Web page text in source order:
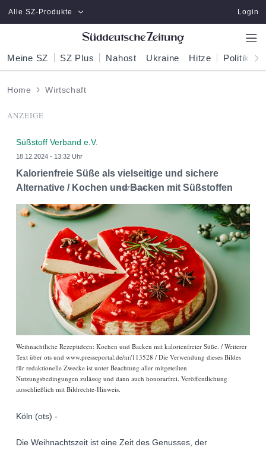
Zum Hauptinhalt springen
Alle SZ-Produkte Login
Meine SZ SZ Plus Nahost Ukraine Hitze Politik
Home Wirtschaft
ANZEIGE
Süßstoff Verband e.V.
18.12.2024 - 13:32 Uhr
Kalorienfreie Süße als vielseitige und sichere
Alternative / Kochen und Backen mit Süßstoffen
Weihnachtliche Rezeptideen: Kochen und Backen mit kalorienfreier Süße. / Weiterer
Text über ots und www.presseportal.de/nr/113528 / Die Verwendung dieses Bildes
für redaktionelle Zwecke ist unter Beachtung aller mitgeteilten
Nutzungsbedingungen zulässig und dann auch honorarfrei. Veröffentlichung
ausschließlich mit Bildrechte-Hinweis.
Köln (ots) -
Die Weihnachtszeit ist eine Zeit des Genusses, der